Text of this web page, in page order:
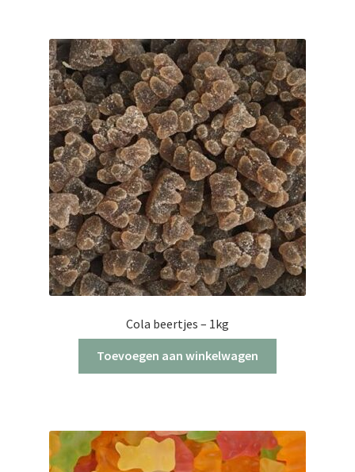
Cola beertjes – 1kg
Toevoegen aan winkelwagen